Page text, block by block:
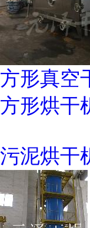
方形真空
方形烘干
污泥烘干